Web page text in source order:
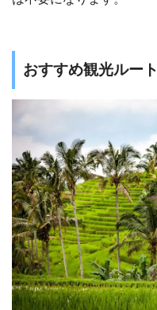
おすすめ観光ルート